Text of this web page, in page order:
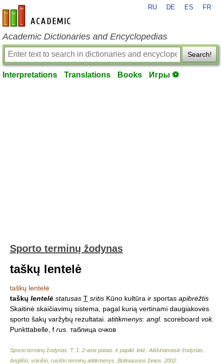
en-academic.com
RU DE ES FR
Academic Dictionaries and Encyclopedias
Search!
Interpretations Translations Books Игры ⚽
Sporto terminų žodynas
taškų lentelė
taškų lentelė
taškų lentelė statusas T sritis Kūno kultūra ir sportas apibrėžtis
Skaitinė skaičiavimų sistema, pagal kurią vertinami daugiakovės
sporto šakų varžybų rezultatai. atitikmenys: angl. scoreboard vok.
Punkttabelle, f rus. таблица очков
Sporto terminų žodynas. T. 1. 2-asis patais. ir papild. leid.: Aiškinamasis žodynas.
Angliški, vokiški, rusiški terminų atitikmenys. Būtiniausios žinios 2002